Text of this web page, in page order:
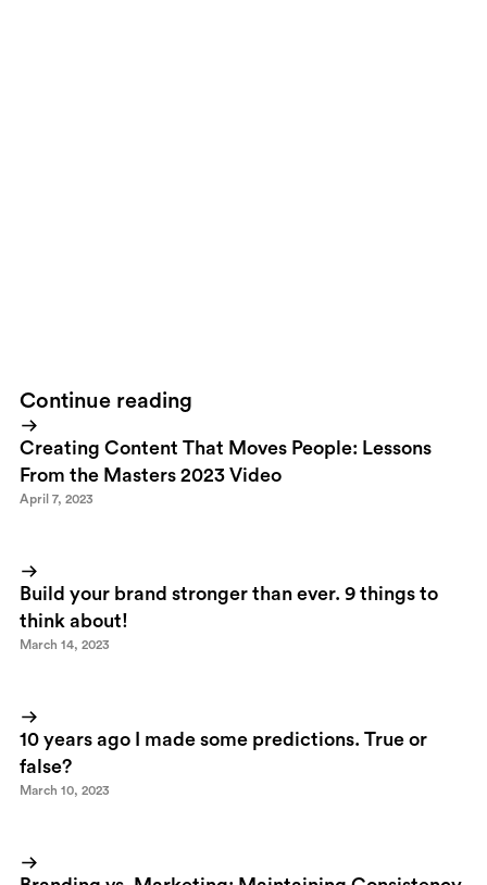
Continue reading
Creating Content That Moves People: Lessons
From the Masters 2023 Video
April 7, 2023
Build your brand stronger than ever. 9 things to
think about!
March 14, 2023
10 years ago I made some predictions. True or
false?
March 10, 2023